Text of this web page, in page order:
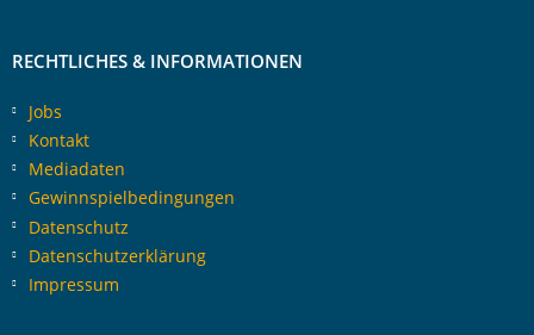
RECHTLICHES & INFORMATIONEN
Jobs
Kontakt
Mediadaten
Gewinnspielbedingungen
Datenschutz
Datenschutzerklärung
Impressum